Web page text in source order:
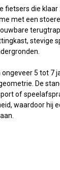
fietsers die
met een
stevige
5 tot 7
De
of
waardoor hij